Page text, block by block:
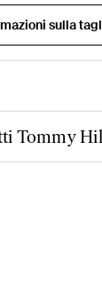
sulla
Tommy